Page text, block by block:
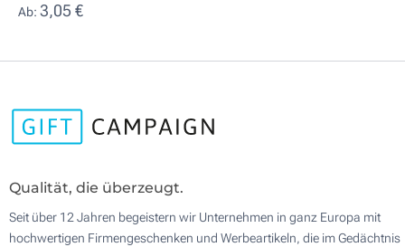
Ab: 3,05 €
Qualität, die überzeugt.
Seit über 12 Jahren begeistern wir Unternehmen in ganz Europa mit
hochwertigen Firmengeschenken und Werbeartikeln, die im Gedächtnis